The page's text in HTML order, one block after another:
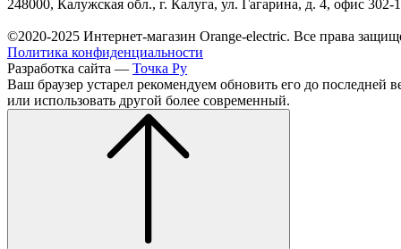
248000, Калужская обл., г. Калуга, ул. Гагарина, д. 4, офис 302-
©2020-2025 Интернет-магазин Orange-electric. Все права
Политика конфиденциальности
Разработка сайта — Точка Ру
Ваш браузер устарел рекомендуем обновить его до последней
или использовать другой более современный.